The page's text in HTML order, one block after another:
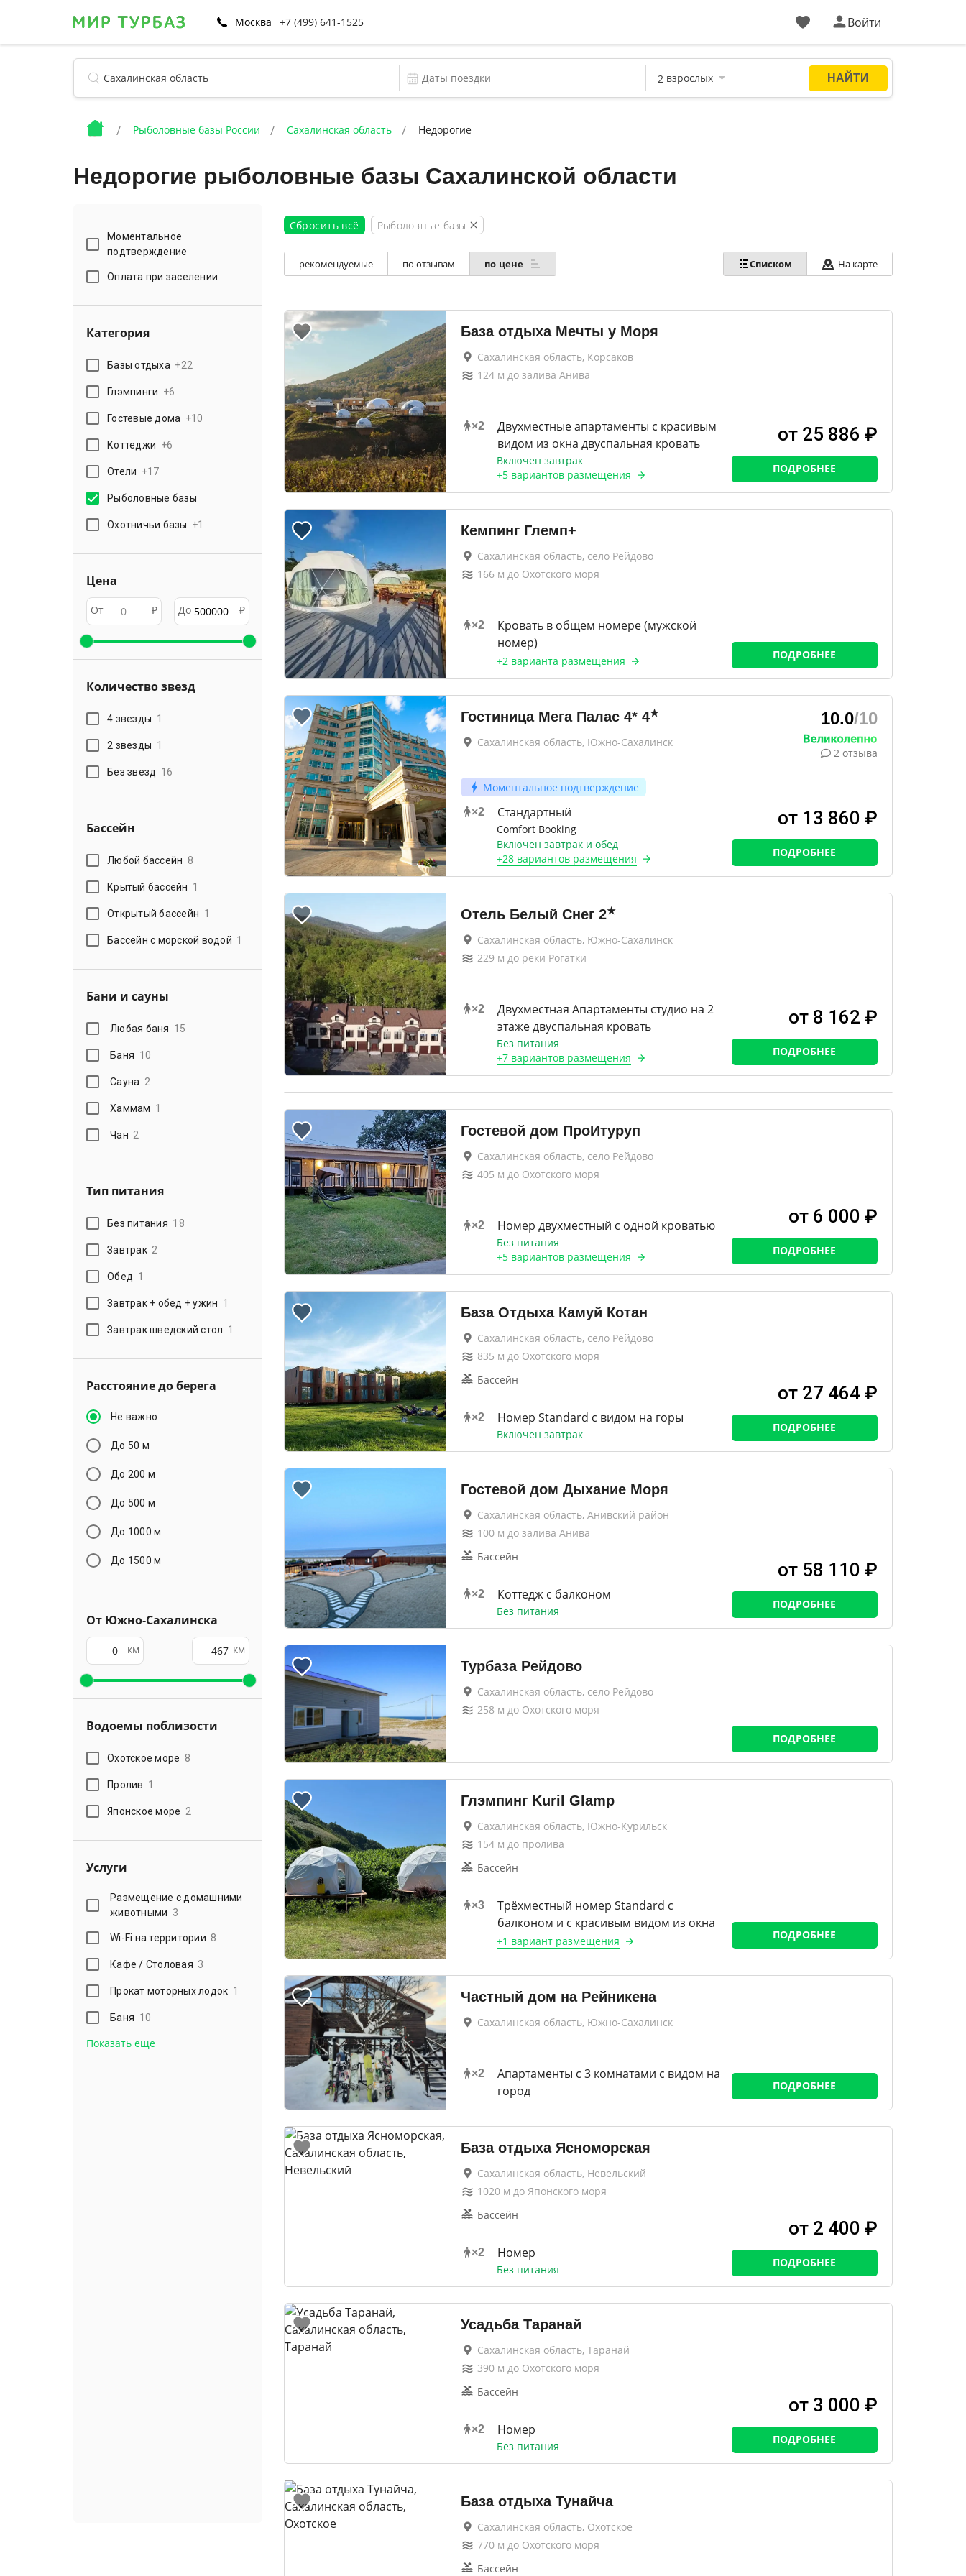
Москва +7 (499) 641-1525 Войти
Рыболовные базы России Сахалинская область Недорогие
Недорогие рыболовные базы Сахалинской области
Моментальное
подтверждение
Оплата при заселении
Категория
Базы отдыха +22
Глэмпинги +6
Гостевые дома +10
Коттеджи +6
Отели +17
Рыболовные базы
Охотничьи базы +1
Цена
От ₽ До ₽
Количество звезд
4 звезды 1
2 звезды 1
Без звезд 16
Бассейн
Любой бассейн 8
Крытый бассейн 1
Открытый бассейн 1
Бассейн с морской водой 1
Бани и сауны
Любая баня 15
Баня 10
Сауна 2
Хаммам 1
Чан 2
Тип питания
Без питания 18
Завтрак 2
Обед 1
Завтрак + обед + ужин 1
Завтрак шведский стол 1
Расстояние до берега
Не важно
До 50 м
До 200 м
До 500 м
До 1000 м
До 1500 м
От Южно-Сахалинска
км км
Водоемы поблизости
Охотское море 8
Пролив 1
Японское море 2
Услуги
Размещение с домашними
животными 3
Wi-Fi на территории 8
Кафе / Столовая 3
Прокат моторных лодок 1
Баня 10
Показать еще
Сбросить всё Рыболовные базы
рекомендуемые по отзывам по цене Списком На карте
База отдыха Мечты у Моря
Сахалинская область, Корсаков
124м до залива Анива
×2
Двухместные апартаменты с красивым
видом из окна двуспальная кровать
Включен завтрак
+5 вариантовразмещения
от 25 886 ₽
ПОДРОБНЕЕ
Кемпинг Глемп+
Сахалинская область, село Рейдово
166м до Охотского моря
×2
Кровать в общем номере (мужской
номер)
+2 варианта размещения ПОДРОБНЕЕ
Гостиница Мега Палас 4* 4★
Сахалинская область, Южно-Сахалинск
Моментальное подтверждение
×2 Стандартный
Comfort Booking
Включен завтрак и обед
+28 вариантовразмещения
10.0/10
2 отзыва
от 13 860 ₽
ПОДРОБНЕЕ
Отель Белый Снег 2★
Сахалинская область, Южно-Сахалинск
229 м до реки Рогатки
×2
Двухместная Апартаменты студио на 2
этаже двуспальная кровать
Без питания
+7 вариантовразмещения
от 8 162 ₽
ПОДРОБНЕЕ
Гостевой дом ПроИтуруп
Сахалинская область, село Рейдово
405 м до Охотского моря
×2 Номер двухместный с одной кроватью
Без питания
+5 вариантовразмещения
от 6 000 ₽
ПОДРОБНЕЕ
База Отдыха Камуй Котан
Сахалинская область, село Рейдово
835 м до Охотского моря
Бассейн
×2 Номер Standard с видом на горы
Включен завтрак
от 27 464 ₽
ПОДРОБНЕЕ
Гостевой дом Дыхание Моря
Сахалинская область, Анивский район
100м до залива Анива
Бассейн
×2 Коттедж с балконом
Без питания
от 58 110 ₽
ПОДРОБНЕЕ
Турбаза Рейдово
Сахалинская область, село Рейдово
258 м до Охотского моря
ПОДРОБНЕЕ
Глэмпинг Kuril Glamp
Сахалинская область, Южно-Курильск
154м до пролива
Бассейн
×3
Трёхместный номер Standard с
балконом и с красивым видом из окна
+1 вариантразмещения ПОДРОБНЕЕ
Частный дом на Рейникена
Сахалинская область, Южно-Сахалинск
×2
Апартаменты с 3 комнатами с видом на
город
ПОДРОБНЕЕ
База отдыха Ясноморская
Сахалинская область, Невельский
1020м до Японского моря
Бассейн
×2 Номер
Без питания
от 2 400 ₽
ПОДРОБНЕЕ
Усадьба Таранай
Сахалинская область, Таранай
390м до Охотского моря
Бассейн
×2 Номер
Без питания
от 3 000 ₽
ПОДРОБНЕЕ
База отдыха Тунайча
Сахалинская область, Охотское
770м до Охотского моря
Бассейн